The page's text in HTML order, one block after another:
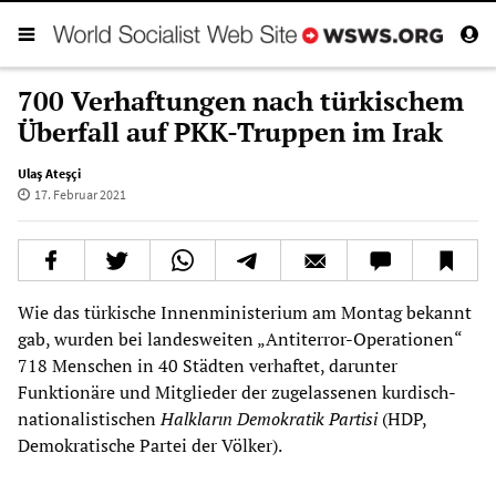
700 Verhaftungen nach türkischem
Überfall auf PKK-Truppen im Irak
Ulaş Ateşçi
17. Februar 2021
Wie das türkische Innenministerium am Montag bekannt
gab, wurden bei landesweiten „Antiterror-Operationen“
718 Menschen in 40 Städten verhaftet, darunter
Funktionäre und Mitglieder der zugelassenen kurdisch-
nationalistischenHalkların Demokratik Partisi(HDP,
Demokratische Partei der Völker).